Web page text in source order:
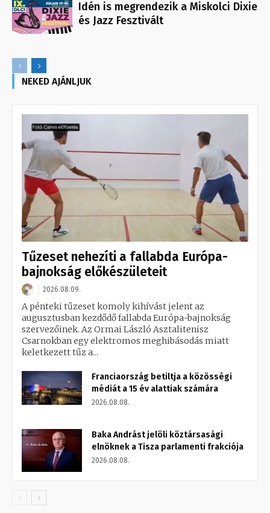
Idén is megrendezik a Miskolci Dixie
és Jazz Fesztivált
NEKED AJÁNLJUK
Tűzeset nehezíti a fallabda Európa-
bajnokság előkészületeit
2026.08.09.
A pénteki tűzeset komoly kihívást jelent az
augusztusban kezdődő fallabda Európa-bajnokság
szervezőinek. Az Ormai László Asztalitenisz
Csarnokban egy elektromos meghibásodás miatt
keletkezett tűz a...
Franciaország betiltja a közösségi
médiát a 15 év alattiak számára
2026.08.08.
Baka Andrást jelöli köztársasági
elnöknek a Tisza parlamenti frakciója
2026.08.08.